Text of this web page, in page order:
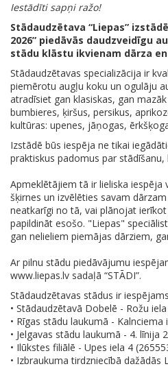
Iestādīti sapņi ražo!
Stādaudzētava “Liepas”
2026” piedāvās daudzveidīgu
stādu klāstu ikvienam dārza
Stādaudzētavas specializācija ir
piemērotu augļu koku un ogulāju
atradīsiet gan klasiskas, gan
bumbieres, ķiršus, persikus,
kultūras: upenes, jāņogas,
Izstādē būs iespēja ne tikai
praktiskus padomus par stādīšanu,
Apmeklētājiem tā ir lieliska iespēja
šķirnes un izvēlēties savam
neatkarīgi no tā, vai plānojat
papildināt esošo. "Liepas"
gan nelieliem piemājas dārziem,
Ar pilnu stādu piedāvājumu
www.liepas.lv sadaļā “STĀDI”.
Stādaudzētavas stādus ir
• Stādaudzētavā Dobelē - Rožu
• Rīgas stādu laukumā - Kalnciema
• Jelgavas stādu laukumā - 4. līnija
• Ilūkstes filiālē - Upes iela 4
• Izbraukuma tirdzniecībā dažādās